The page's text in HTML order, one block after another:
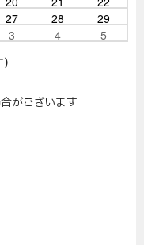
27 28
29
3 4
5
がございます